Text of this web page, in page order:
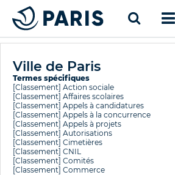
Ville de Paris
Termes spécifiques
[Classement] Action sociale
[Classement] Affaires scolaires
[Classement] Appels à candidatures
[Classement] Appels à la concurrence
[Classement] Appels à projets
[Classement] Autorisations
[Classement] Cimetières
[Classement] CNIL
[Classement] Comités
[Classement] Commerce